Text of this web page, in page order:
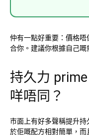
仲有一點好重要：價格
合你。建議你根據自己嘅
持久力
咩唔同？
市面上有好多聲稱提升
於佢嘅配方相對簡單，